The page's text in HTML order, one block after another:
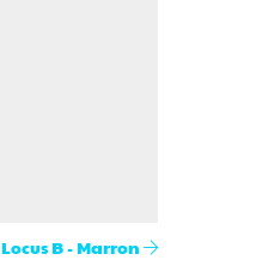
Locus B - Marron